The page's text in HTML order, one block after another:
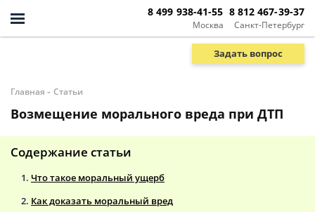
Москва
8 499 938-41-55
Санкт-Петербург
8 812 467-39-37
Задать вопрос
Главная - Статьи
Возмещение морального вреда при ДТП
Содержание статьи
Что такое моральный ущерб
Как доказать моральный вред